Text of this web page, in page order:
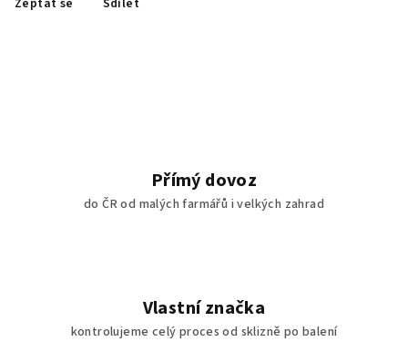
Zeptat se Sdílet
Přímý dovoz
do ČR od malých farmářů i velkých zahrad
Vlastní značka
kontrolujeme celý proces od sklizně po balení